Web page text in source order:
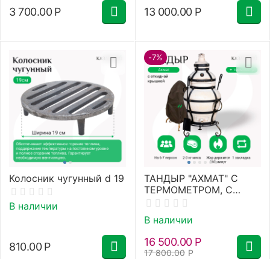
3 700.00 Р 13 000.00 Р
Колосник чугунный d 19
В наличии
810.00 Р
-7%
ТАНДЫР "АХМАТ" С
ТЕРМОМЕТРОМ, С
ОТКИДНОЙ КРЫШКОЙ
В наличии
17 800.00 Р
16 500.00 Р